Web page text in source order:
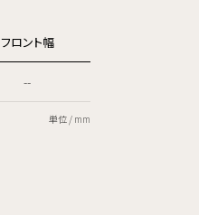
フロント幅
--
単位 / mm